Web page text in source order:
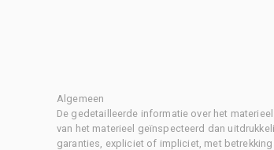
Algemeen
De gedetailleerde informatie over het
van het materieel geïnspecteerd dan
garanties, expliciet of impliciet, met